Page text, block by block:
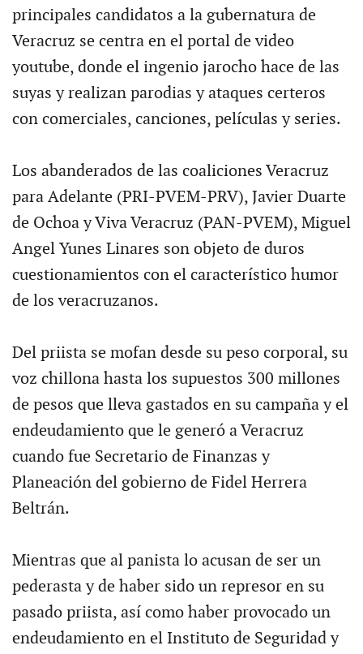
principales candidatos a la gubernatura de
Veracruz se centra en el portal de video
youtube, donde el ingenio jarocho hace de las
suyas y realizan parodias y ataques certeros
con comerciales, canciones, películas y series.
Los abanderados de las coaliciones Veracruz
para Adelante (PRI-PVEM-PRV), Javier Duarte
de Ochoa y Viva Veracruz (PAN-PVEM), Miguel
Angel Yunes Linares son objeto de duros
cuestionamientos con el característico humor
de los veracruzanos.
Del priista se mofan desde su peso corporal, su
voz chillona hasta los supuestos 300 millones
de pesos que lleva gastados en su campaña y el
endeudamiento que le generó a Veracruz
cuando fue Secretario de Finanzas y
Planeación del gobierno de Fidel Herrera
Beltrán.
Mientras que al panista lo acusan de ser un
pederasta y de haber sido un represor en su
pasado priista, así como haber provocado un
endeudamiento en el Instituto de Seguridad y